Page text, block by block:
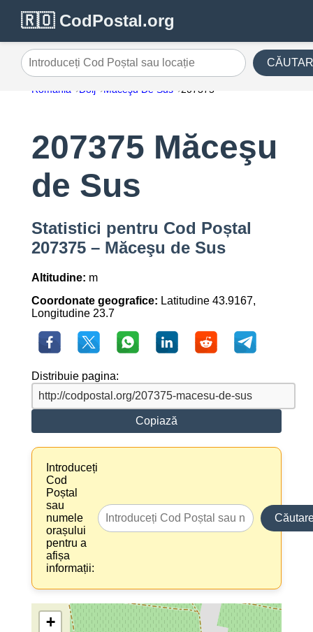
🇷🇴 CodPostal.org
Introduceți Cod Poștal sau locație
România Dolj Măceşu De Sus 207375
207375 Măceşu
de Sus
Statistici pentru Cod Poștal
207375 – Măceşu de Sus
Altitudine: m
Coordonate geografice: Latitudine 43.9167,
Longitudine 23.7
Distribuie pagina:
Copiază
Introduceți
Cod
Poștal
sau
numele
orașului
pentru a
afișa
informații:
+